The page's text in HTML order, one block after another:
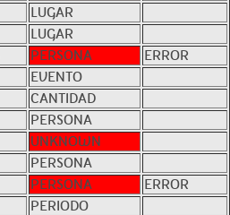
LUGAR
LUGAR
PERSONA
ERROR
EVENTO
CANTIDAD
PERSONA
UNKNOWN
PERSONA
PERSONA
ERROR
PERIODO